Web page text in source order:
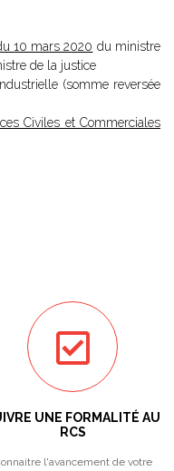
10 mars 2020 du ministre
de la justice
(somme reversée
Civiles et Commerciales
UNE FORMALITÉ AU
RCS
l'avancement de votre